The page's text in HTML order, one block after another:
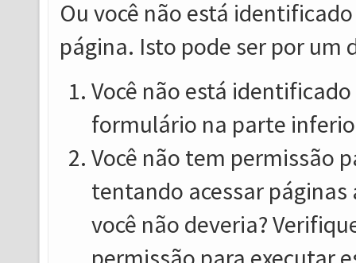
Ou você não está
página. Isto pode ser por um
Você não está
formulário na parte
Você não tem permissão
tentando acessar
você não deveria?